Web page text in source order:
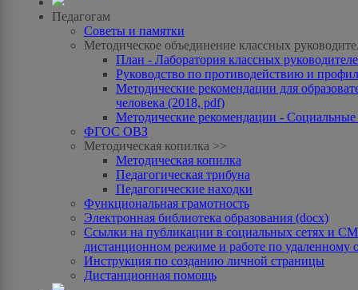
Педагогам
Советы и памятки
Методическое объединение классных
План - Лаборатория классных
Руководство по противодействию и
Методические рекомендации для
человека (2018, pdf)
Методические рекомендации -
ФГОС ОВЗ
Методическая копилка >>
Методическая копилка
Педагогическая трибуна
Педагогические находки
Функциональная грамотность
Электронная библиотека образования (docx)
Ссылки на публикации в социальных сетях и
дистанционном режиме и работе по удаленному
Инструкция по созданию личной страницы
Дистанционная помощь